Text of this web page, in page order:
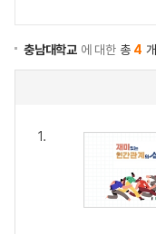
충남대학교 에 대한 총 4 개
1.